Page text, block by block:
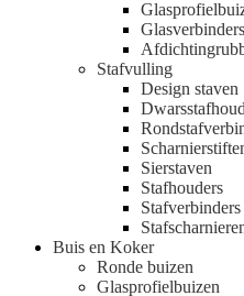
Glasverbinders
Stafvulling
Design staven
Sierstaven
Stafhouders
Stafverbinders
Buis en Koker
Ronde buizen
Glasprofielbuizen